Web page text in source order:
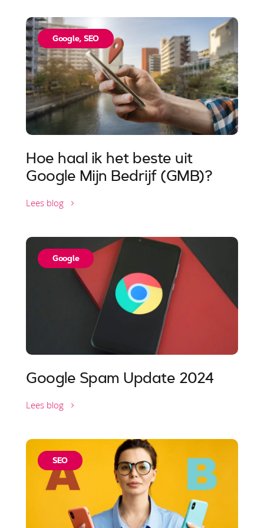
Hoe haal ik het beste uit
Google Mijn Bedrijf (GMB)?
Google, SEO
Lees blog
Google Spam Update 2024
Google
Lees blog
SEO